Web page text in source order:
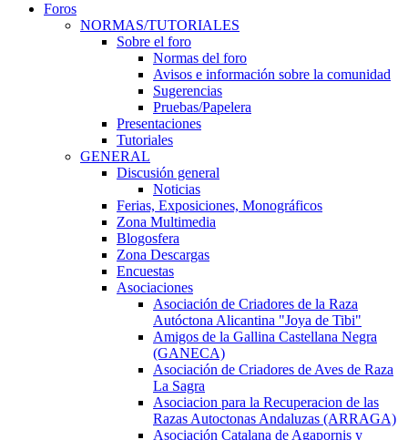
Foros
NORMAS/TUTORIALES
Sobre el foro
Normas del foro
Avisos e información sobre la comunidad
Sugerencias
Pruebas/Papelera
Presentaciones
Tutoriales
GENERAL
Discusión general
Noticias
Ferias, Exposiciones, Monográficos
Zona Multimedia
Blogosfera
Zona Descargas
Encuestas
Asociaciones
Asociación de Criadores de la Raza
Autóctona Alicantina "Joya de Tibi"
Amigos de la Gallina Castellana Negra
(GANECA)
Asociación de Criadores de Aves de Raza
La Sagra
Asociacion para la Recuperacion de las
Razas Autoctonas Andaluzas (ARRAGA)
Asociación Catalana de Agapornis y